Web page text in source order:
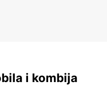
i kombija